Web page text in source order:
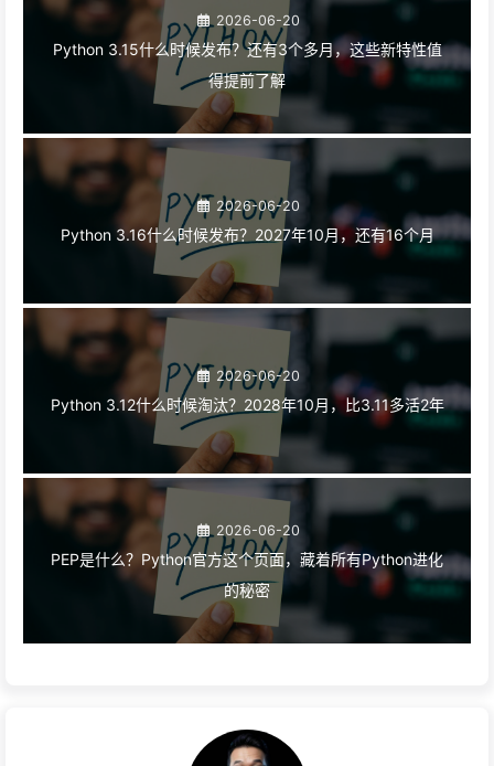
2026-06-20
Python 3.15什么时候发布？还有3个多月，这些新特性值
得提前了解
2026-06-20
Python 3.16什么时候发布？2027年10月，还有16个月
2026-06-20
Python 3.12什么时候淘汰？2028年10月，比3.11多活2年
2026-06-20
PEP是什么？Python官方这个页面，藏着所有Python进化
的秘密